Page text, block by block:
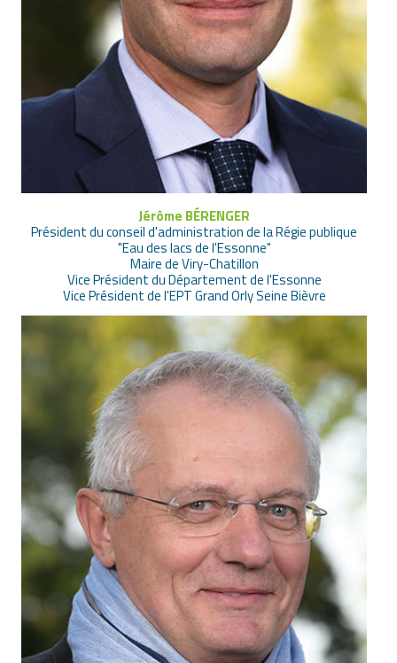
Jérôme BÉRENGER
Président du conseil d'administration de la Régie publique
"Eau des lacs de l'Essonne"
Maire de Viry-Chatillon
Vice Président du Département de l'Essonne
Vice Président de l'EPT Grand Orly Seine Bièvre